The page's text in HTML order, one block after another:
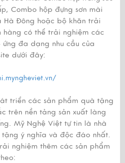
, Combo hộp đựng sơn mài
Hà Đông hoặc bộ khăn trải
có thể trải nghiệm các
đa dạng nhu cầu của
dưới đây:
triển các sản phẩm quà tặng
trên nền tảng sản xuất làng
Mỹ Nghệ Việt tự tin là nhà
ý nghĩa và độc đáo nhất.
nghiệm thêm các sản phẩm